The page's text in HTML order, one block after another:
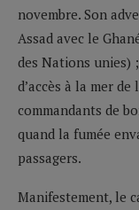
novembre. Son
Assad avec le
des Nations unies)
d’accès à la mer
commandants de
quand la fumée
passagers.
Manifestement, le